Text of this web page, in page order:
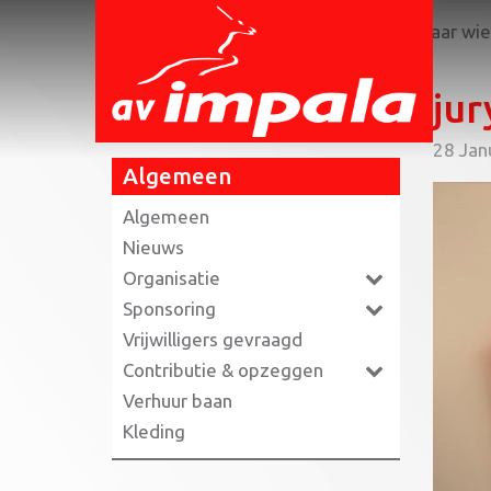
Dit juryhesje past iedereen, maar
Algemeen
Algemeen
Nieuws
Organisatie
Sponsoring
Vrijwilligers gevraagd
Contributie & opzeggen
Verhuur baan
Kleding
28